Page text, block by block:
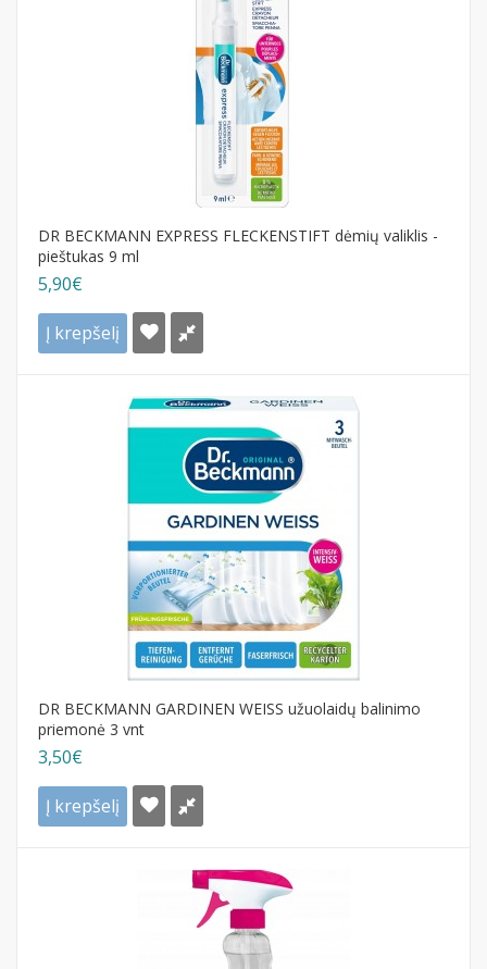
DR BECKMANN EXPRESS FLECKENSTIFT dėmių valiklis -
pieštukas 9 ml
5,90€
Į krepšelį
DR BECKMANN GARDINEN WEISS užuolaidų balinimo
priemonė 3 vnt
3,50€
Į krepšelį